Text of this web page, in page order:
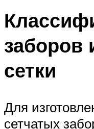
заборов
сетки
Для
сетчатых